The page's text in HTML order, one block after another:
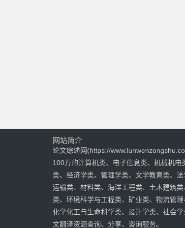
网站简介
论文综述网(https://
100万的计算机类、电子信息类、机械机电
类、经济学类、管理学类、文学教育类、
运输类、材料类、海洋工程类、土木建筑
类、环境科学与工程类、矿业类、物流管理
化学化工与生命科学类、设计学类、社会
文翻译资源查询、分享、咨询服务。